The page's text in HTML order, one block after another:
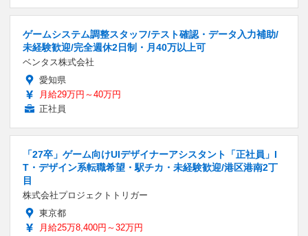
ゲームシステム調整スタッフ/テスト確認・データ入力補助/
未経験歓迎/完全週休2日制・月40万以上可
ベンタス株式会社
愛知県
月給29万円～40万円
正社員
「27卒」ゲーム向けUIデザイナーアシスタント「正社員」I
T・デザイン系転職希望・駅チカ・未経験歓迎/港区港南2丁
目
株式会社プロジェクトトリガー
東京都
月給25万8,400円～32万円